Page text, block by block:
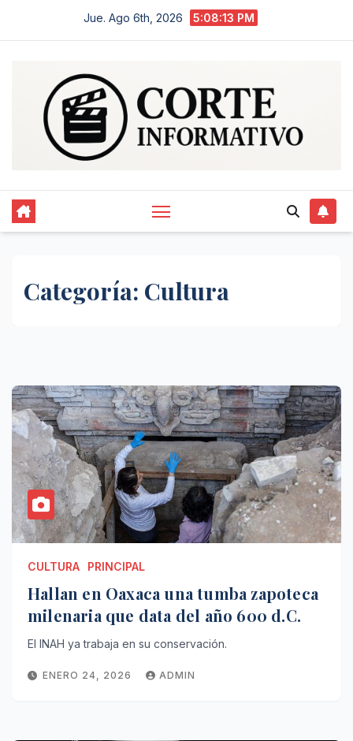
Jue. Ago 6th, 2026 5:08:13 PM
Categoría: Cultura
CULTURA PRINCIPAL
Hallan en Oaxaca una tumba zapoteca
milenaria que data del año 600 d.C.
El INAH ya trabaja en su conservación.
ENERO 24, 2026 ADMIN